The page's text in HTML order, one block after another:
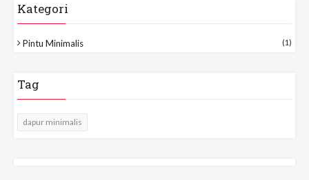
Kategori
Pintu Minimalis (1)
Tag
dapur minimalis